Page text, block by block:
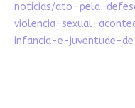
noticias/ato-pela-
violencia-sexual-
infancia-e-juventude-